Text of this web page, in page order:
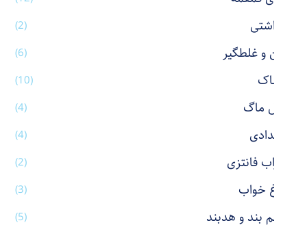
بهداشتی (2)
پاکن و غلطگیر (6)
پوشاک (10)
تراول ماگ (4)
جامدادی (4)
جوراب فانتزی (2)
چراغ خواب (3)
چشم بند و هدبند (5)